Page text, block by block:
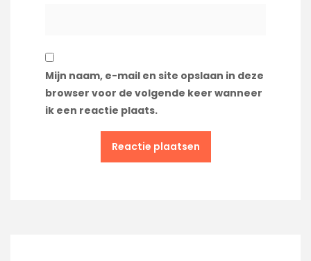
Mijn naam, e-mail en site opslaan in deze
browser voor de volgende keer wanneer
ik een reactie plaats.